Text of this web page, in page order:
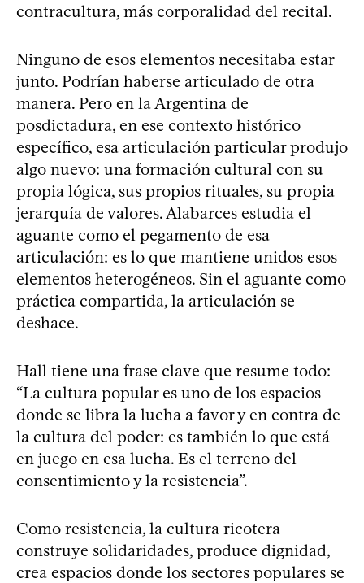
contracultura, más corporalidad del recital.
Ninguno de esos elementos necesitaba estar
junto. Podrían haberse articulado de otra
manera. Pero en la Argentina de
posdictadura, en ese contexto histórico
específico, esa articulación particular produjo
algo nuevo: una formación cultural con su
propia lógica, sus propios rituales, su propia
jerarquía de valores. Alabarces estudia el
aguante como el pegamento de esa
articulación: es lo que mantiene unidos esos
elementos heterogéneos. Sin el aguante como
práctica compartida, la articulación se
deshace.
Hall tiene una frase clave que resume todo:
“La cultura popular es uno de los espacios
donde se libra la lucha a favor y en contra de
la cultura del poder: es también lo que está
en juego en esa lucha. Es el terreno del
consentimiento y la resistencia”.
Como resistencia, la cultura ricotera
construye solidaridades, produce dignidad,
crea espacios donde los sectores populares se